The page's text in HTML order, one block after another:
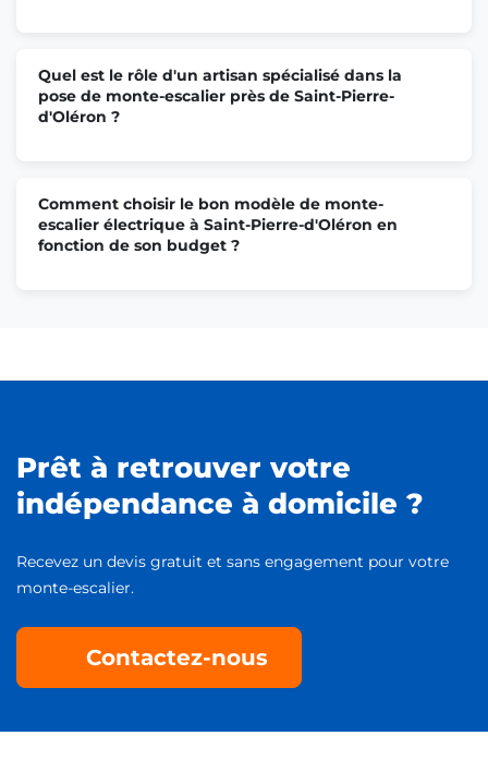
Quel est le rôle d'un artisan spécialisé dans la
pose de monte-escalier près de Saint-Pierre-
d'Oléron ?
Comment choisir le bon modèle de monte-
escalier électrique à Saint-Pierre-d'Oléron en
fonction de son budget ?
Prêt à retrouver votre
indépendance à domicile ?
Recevez un devis gratuit et sans engagement pour votre
monte-escalier.
Contactez-nous